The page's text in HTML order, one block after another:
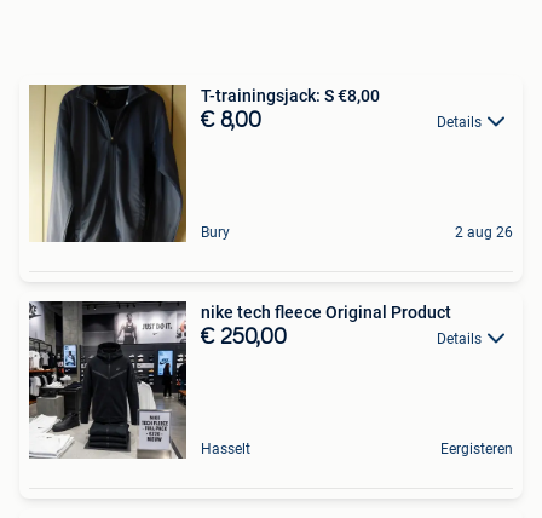
T-trainingsjack: S €8,00
€ 8,00 Details
Bury 2 aug 26
nike tech fleece Original Product
€ 250,00 Details
Hasselt Eergisteren